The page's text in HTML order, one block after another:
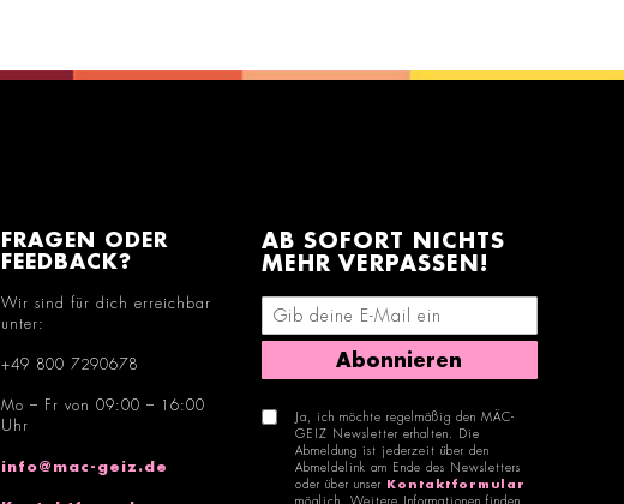
FRAGEN ODER
FEEDBACK?
Wir sind für dich erreichbar
unter:
+49 800 7290678
Mo – Fr von 09:00 – 16:00
Uhr
info@mac-geiz.de
AB SOFORT NICHTS
MEHR VERPASSEN!
E-Mail-Adresse eingeben
Abonnieren
Ja, ich möchte regelmäßig den MÄC-
GEIZ Newsletter erhalten. Die
Abmeldung ist jederzeit über den
Abmeldelink am Ende des Newsletters
oder über unser
Kontaktformular